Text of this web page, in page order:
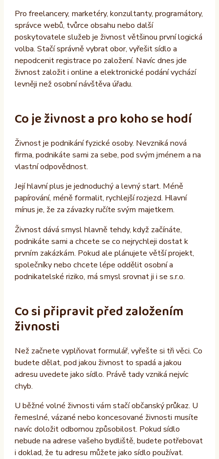
Pro freelancery, marketéry, konzultanty, programátory,
správce webů, tvůrce obsahu nebo další
poskytovatele služeb je živnost většinou první logická
volba. Stačí správně vybrat obor, vyřešit sídlo a
nepodcenit registrace po založení. Navíc dnes jde
živnost založit i online a elektronické podání vychází
levněji než osobní návštěva úřadu.
Co je živnost a pro koho se hodí
Živnost je podnikání fyzické osoby. Nevzniká nová
firma, podnikáte sami za sebe, pod svým jménem a na
vlastní odpovědnost.
Její hlavní plus je jednoduchý a levný start. Méně
papírování, méně formalit, rychlejší rozjezd. Hlavní
mínus je, že za závazky ručíte svým majetkem.
Živnost dává smysl hlavně tehdy, když začínáte,
podnikáte sami a chcete se co nejrychleji dostat k
prvním zakázkám. Pokud ale plánujete větší projekt,
společníky nebo chcete lépe oddělit osobní a
podnikatelské riziko, má smysl srovnat ji i se s.r.o.
Co si připravit před založením
živnosti
Než začnete vyplňovat formulář, vyřešte si tři věci. Co
budete dělat, pod jakou živnost to spadá a jakou
adresu uvedete jako sídlo. Právě tady vzniká nejvíc
chyb.
U běžné volné živnosti vám stačí občanský průkaz. U
řemeslné, vázané nebo koncesované živnosti musíte
navíc doložit odbornou způsobilost. Pokud sídlo
nebude na adrese vašeho bydliště, budete potřebovat
i doklad, že tu adresu můžete jako sídlo používat.